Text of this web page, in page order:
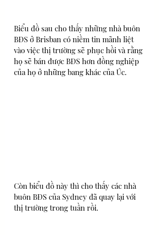
Biểu đồ sau cho thấy những nhà buôn
BĐS ở Brisban có niềm tin mãnh liệt
vào việc thị trường sẽ phục hồi và rằng
họ sẽ bán được BĐS hơn đồng nghiệp
của họ ở những bang khác của Úc.
Còn biểu đồ này thì cho thấy các nhà
buôn BĐS của Sydney đã quay lại với
thị trường trong tuần rồi.